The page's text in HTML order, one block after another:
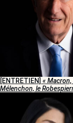
[ENTRETIEN] «
Mélenchon, le